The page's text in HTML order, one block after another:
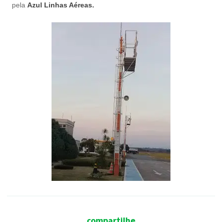
pela Azul Linhas Aéreas.